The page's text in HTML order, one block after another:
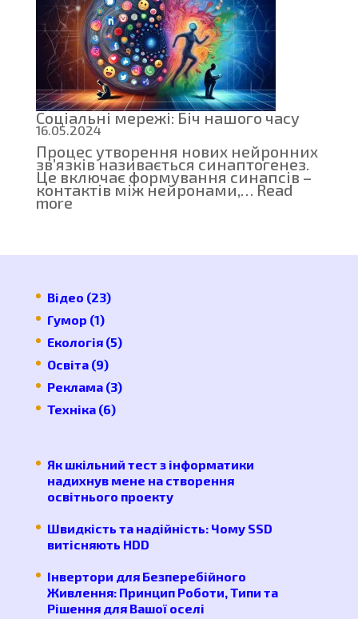
Adobe
Соціальні мережі: Біч нашого часу
16.05.2024
Процес утворення нових нейронних
зв’язків називається синаптогенез.
Це включає формування синапсів –
контактів між нейронами,…Read
more:
Соціальні
нашого
Відео (23)
Гумор (1)
Екологія(5)
Освіта(9)
Реклама(3)
Техніка(6)
Як шкільний тест з інформатики
надихнув мене на створення
освітнього проекту
Швидкість та надійність: Чому SSD
витісняють HDD
Інвертори для Безперебійного
Живлення: Принцип Роботи, Типи та
Рішення для Вашої оселі